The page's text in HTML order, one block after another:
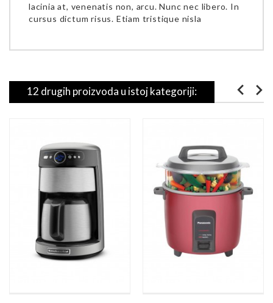
lacinia at, venenatis non, arcu. Nunc nec libero. In
cursus dictum risus. Etiam tristique nisla
12 drugih proizvoda u istoj kategoriji: